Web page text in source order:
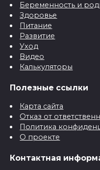
Беременность и
Здоровье
Питание
Развитие
Уход
Видео
Калькуляторы
Полезные ссылки
Карта сайта
Отказ от
Политика
О проекте
Контактная